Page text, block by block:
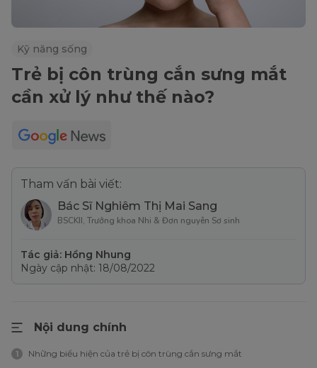
Kỹ năng sống
Trẻ bị côn trùng cắn sưng mắt
cần xử lý như thế nào?
Tham vấn bài viết:
Bác Sĩ Nghiêm Thị Mai Sang
BSCKII, Trưởng khoa Nhi & Đơn nguyên Sơ sinh
Tác giả: Hồng Nhung
Ngày cập nhật: 18/08/2022
Nội dung chính
1 Những biểu hiện của trẻ bị côn trùng cắn sưng mắt